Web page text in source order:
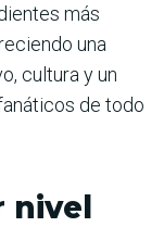
más
una
cultura y un
de todo